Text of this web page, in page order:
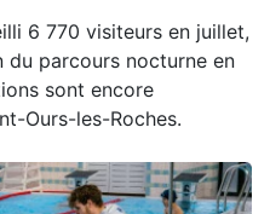
6 770 visiteurs en juillet,
du parcours nocturne en
sont encore
Ours-les-Roches.